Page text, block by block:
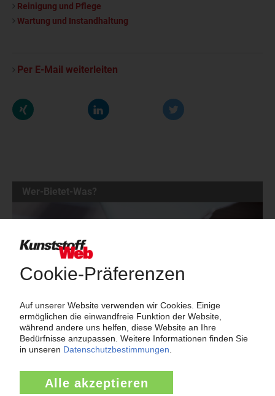
Reinigung und Pflege
Wartung und Instandhaltung
Per E-Mail weiterleiten
Wer-Bietet-Was?
hier Kunden und Geschäftspartner über Ihre Produkte und
Dienstleistungen!
Mehr als 3.000 Unternehmen sind bereits im KunststoffWeb
verzeichnet – Sie auch?
Produkt- und Firmensuche